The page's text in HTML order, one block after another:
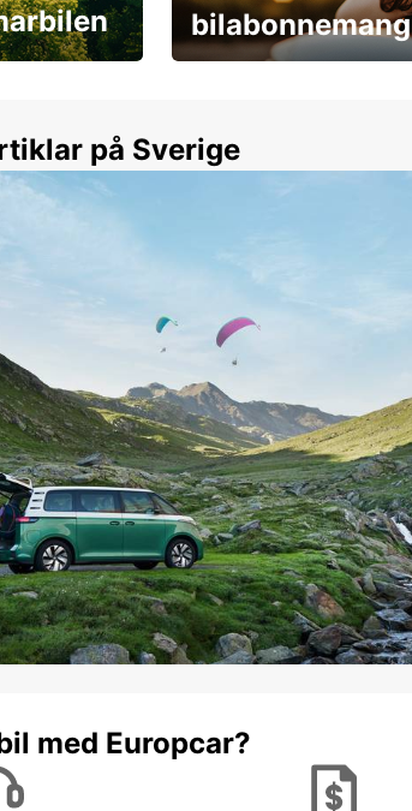
bilabonnemang
på Sverige
med Europcar?